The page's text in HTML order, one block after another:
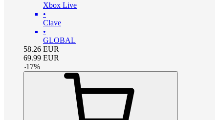
Xbox Live
•
Clave
•
GLOBAL
58.26 EUR
69.99 EUR
-17%